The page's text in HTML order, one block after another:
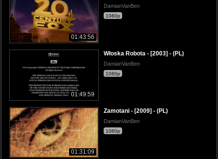
01:43:56
DamianVanBen
1080p
01:49:59
Włoska Robota - [2003] - (PL)
DamianVanBen
1080p
01:31:09
Zamotani - [2009] - (PL)
DamianVanBen
1080p